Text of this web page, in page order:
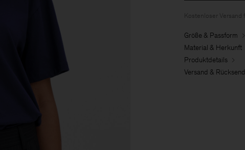
Kostenloser Versand
Größe & Passform
Material & Herkunft
Produktdetails
Versand &